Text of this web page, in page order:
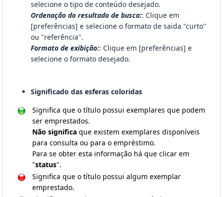
selecione o tipo de conteúdo desejado.
Ordenação do resultado de busca:: Clique em
[preferências] e selecione o formato de saida "curto"
ou "referência".
Formato de exibição:: Clique em [preferências] e
selecione o formato desejado.
Significado das esferas coloridas
Significa que o título possui exemplares que podem
ser emprestados.
Não significa que existem exemplares disponíveis
para consulta ou para o empréstimo.
Para se obter esta informação há que clicar em
"status".
Significa que o título possui algum exemplar
emprestado.